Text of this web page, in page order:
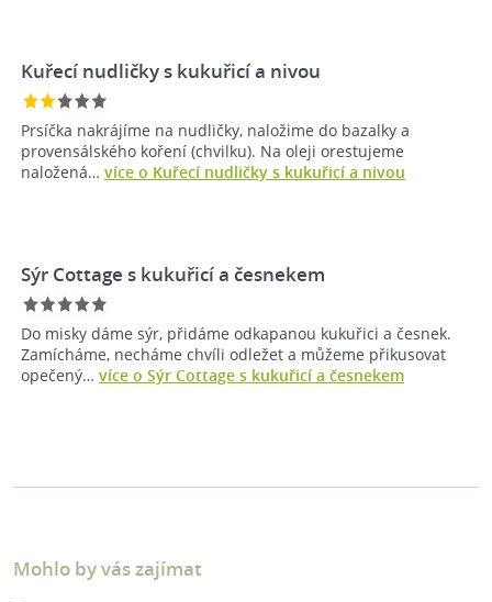
Kuřecí nudličky s kukuřicí a nivou
Prsíčka nakrájíme na nudličky, naložime do bazalky a
provensálského koření (chvilku). Na oleji orestujeme
naložená… více o Kuřecí nudličky s kukuřicí a nivou
Sýr Cottage s kukuřicí a česnekem
Do misky dáme sýr, přidáme odkapanou kukuřici a česnek.
Zamícháme, necháme chvíli odležet a můžeme přikusovat
opečený… více o Sýr Cottage s kukuřicí a česnekem
Mohlo by vás zajímat